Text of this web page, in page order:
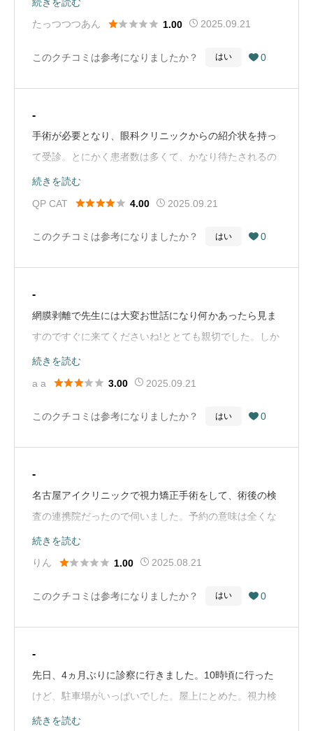
い切ってすぐに取りに行けますか？そんな暇じゃないん
他にも薬を使っているのですが、ストックがある薬は処
眼科です。（Google Mapから引用）
たっつつつあん
 1.00 2025.09.21
このクチコミは参考になりましたか？ はい  0
-
手術が必要となり、眼科クリニックからの紹介状を持っ
て受診。とにかく患者数は多くて、かなり待たされるの
は覚悟した方がいい。看護師ほか、スタッフの皆さん親
切で良かった。あとは手術が成功することを祈るのみ。
続きを読む
QP CAT
 4.00 2025.09.21
このクチコミは参考になりましたか？ はい  0
-
網膜剥離で先生には大変お世話になり何かあったら見ま
すのですぐに来てくださいね!ととても親切でした。しか
し受付の対応がひどい。「空いてない来月にならないと
空きがない」と一点張り。じゃあこの日はどうでしょう
けば済む話。なんのための受付?電話応対なんとかして
続きを読む
a a
 3.00 2025.09.21
このクチコミは参考になりましたか？ はい  0
-
名古屋アイクリニックで視力矯正手術をして、術後の検
査の連携院だったので伺いました。予約の意味は全くな
いです。古臭い快適さゼロの待合室で、待ち時間も教え
てもらえず、4時間以上待ちました。本を2冊持っていっ
ますが、時間指定で予約してるんですよ？笑名古屋に行
続きを読む
りん
 1.00 2025.08.21
このクチコミは参考になりましたか？ はい  0
-
先日、4ヵ月ぶりに診察に行きました。10時頃に行った
けど、駐車場がいっぱいでした。屋上にとめた。視力検
査も予定より50分くらい遅れてました。診察の先生の所
続きを読む